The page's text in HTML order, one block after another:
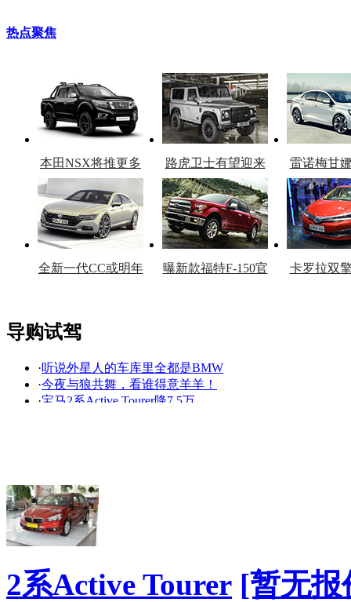
热点聚焦
本田NSX将推更多
车型
路虎卫士有望迎来
复产
雷诺梅甘
官
全新一代CC或明年
曝新款福特F-150官
卡罗拉双
看赛车宝贝争奇斗
艳
车模美腿爆乳无惧
导购试驾
·听说外星人的车库里全都是BMW
·今夜与狼共舞，看谁得意羊羊！
·宝马2系Active Tourer降7.5万
·配置进一步提升 国产宝马2系旅行车解析
·配置进一步提升 国产宝马2系旅行车解析
·走在红毯的那一天，细数BMW捧红的巨星！
降价促销
2系Active Tourer [暂无报